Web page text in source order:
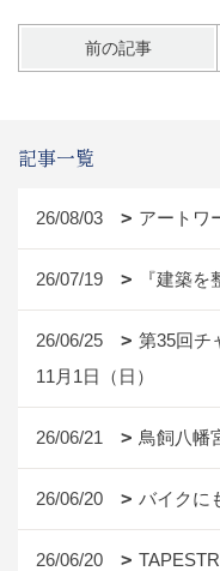
前の記事
記事一覧
26/08/03 アートワ
26/07/19 『建築を
26/06/25
第35回チ
11月1日（日）
26/06/21 鳥飼八幡
26/06/20 バイクに
26/06/20